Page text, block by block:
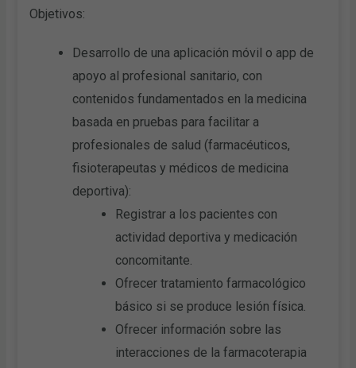
Objetivos:
Desarrollo de una aplicación móvil o app de
apoyo al profesional sanitario, con
contenidos fundamentados en la medicina
basada en pruebas para facilitar a
profesionales de salud (farmacéuticos,
fisioterapeutas y médicos de medicina
deportiva):
Registrar a los pacientes con
actividad deportiva y medicación
concomitante.
Ofrecer tratamiento farmacológico
básico si se produce lesión física.
Ofrecer información sobre las
interacciones de la farmacoterapia